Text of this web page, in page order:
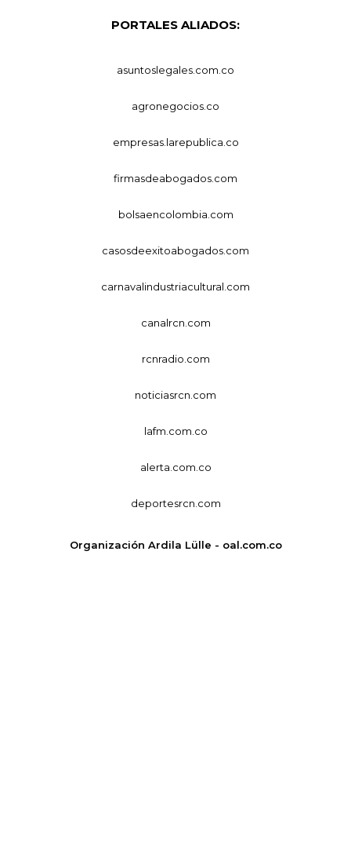
PORTALES ALIADOS:
asuntoslegales.com.co
agronegocios.co
empresas.larepublica.co
firmasdeabogados.com
bolsaencolombia.com
casosdeexitoabogados.com
carnavalindustriacultural.com
canalrcn.com
rcnradio.com
noticiasrcn.com
lafm.com.co
alerta.com.co
deportesrcn.com
Organización Ardila Lülle - oal.com.co